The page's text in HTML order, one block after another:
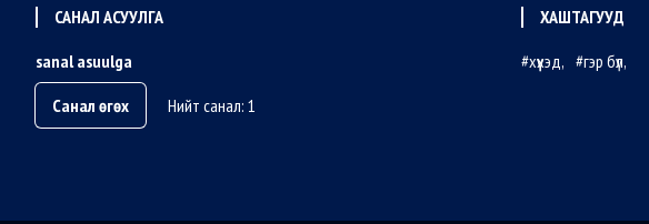
САНАЛ АСУУЛГА
sanal asuulga
Санал өгөх
Нийт санал: 1
ХАШТАГУУД
хүүхэд
гэр бүл